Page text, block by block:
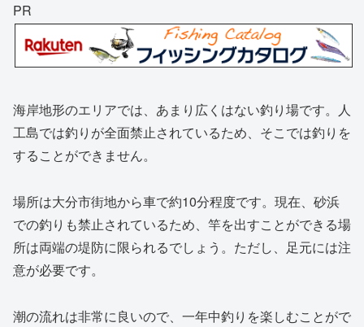
PR
海岸地形のエリアでは、あまり広くはない釣り場です。人
工島では釣りが全面禁止されているため、そこでは釣りを
することができません。
場所は大分市街地から車で約10分程度です。現在、砂浜
での釣りも禁止されているため、竿を出すことができる場
所は両端の堤防に限られるでしょう。ただし、足元には注
意が必要です。
潮の流れは非常に良いので、一年中釣りを楽しむことがで